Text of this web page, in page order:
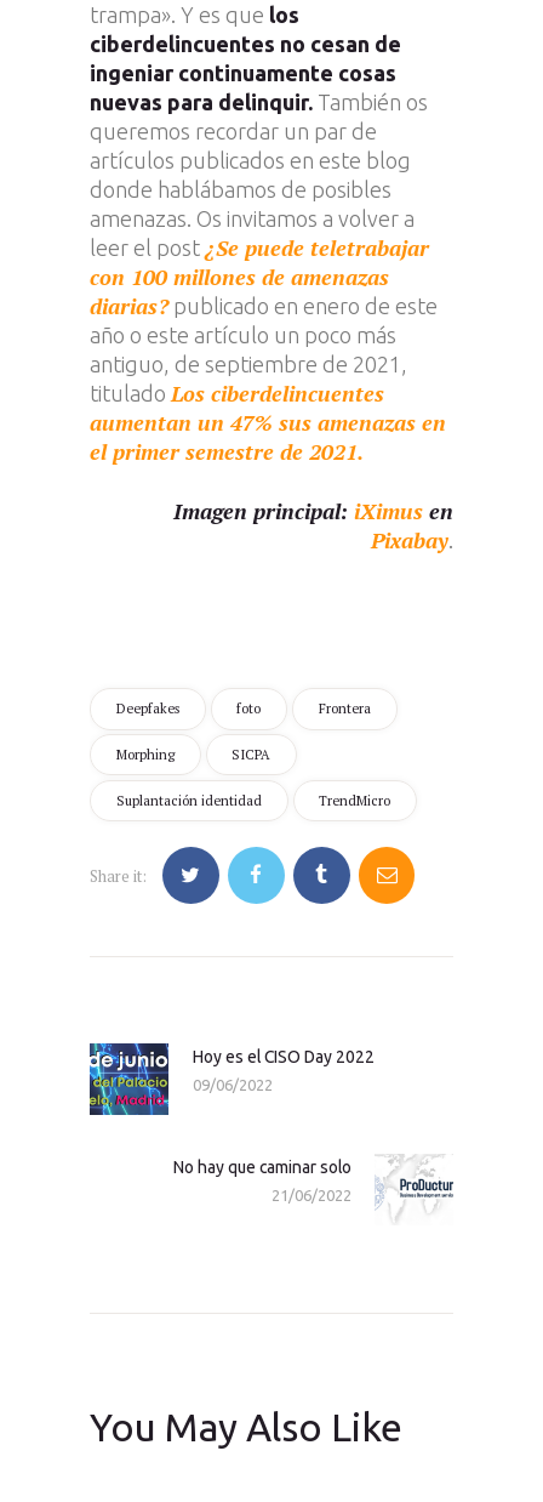
trampa». Y es que los
ciberdelincuentes no cesan de
ingeniar continuamente cosas
nuevas para delinquir. También os
queremos recordar un par de
artículos publicados en este blog
donde hablábamos de posibles
amenazas. Os invitamos a volver a
leer el post ¿Se puede teletrabajar
con 100 millones de amenazas
diarias?publicado en enero de este
año o este artículo un poco más
antiguo, de septiembre de 2021,
titulado Los ciberdelincuentes
aumentan un 47% sus amenazas en
el primer semestre de 2021.
Imagen principal: iXimus en
Pixabay
Deepfakes foto Frontera
Morphing SICPA
Suplantación identidad TrendMicro
Share it:
entradasPrevious
post:
Hoy es el CISO Day 2022
09/06/2022
post:
No hay que caminar solo
21/06/2022
You May Also Like